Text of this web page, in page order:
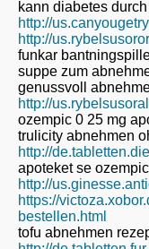
kann diabetes
http://
http://
funkar
suppe zum
genussvoll
http://
ozempic 0 25 mg
trulicity abnehmen
http://
apoteket se ozempic
http://
https://
bestellen.html
tofu abnehmen